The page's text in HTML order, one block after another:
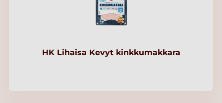
HK Lihaisa Kevyt kinkkumakkara